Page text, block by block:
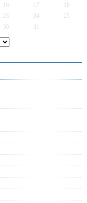
16 17
23 24
25
30 31